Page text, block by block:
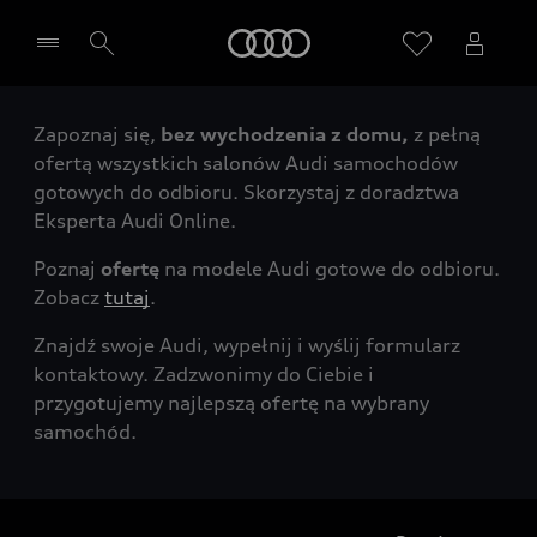
Wybierz Twojego Partnera Audi
Zapoznaj się, bez wychodzenia z domu, z pełną
ofertą wszystkich salonów Audi samochodów
gotowych do odbioru. Skorzystaj z doradztwa
Eksperta Audi Online.
Poznaj ofertę na modele Audi gotowe do odbioru.
Zobacz tutaj.
Znajdź swoje Audi, wypełnij i wyślij formularz
kontaktowy. Zadzwonimy do Ciebie i
przygotujemy najlepszą ofertę na wybrany
samochód.